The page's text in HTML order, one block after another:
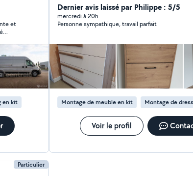
et
les
en kit
profil. Montage meubles, petits travaux
Dernier avis laissé par Philippe : 5/5
mercredi à 20h
Personne sympathique, travail parfait
Montage de meuble en kit Montage de
Voir le profil
Particulier